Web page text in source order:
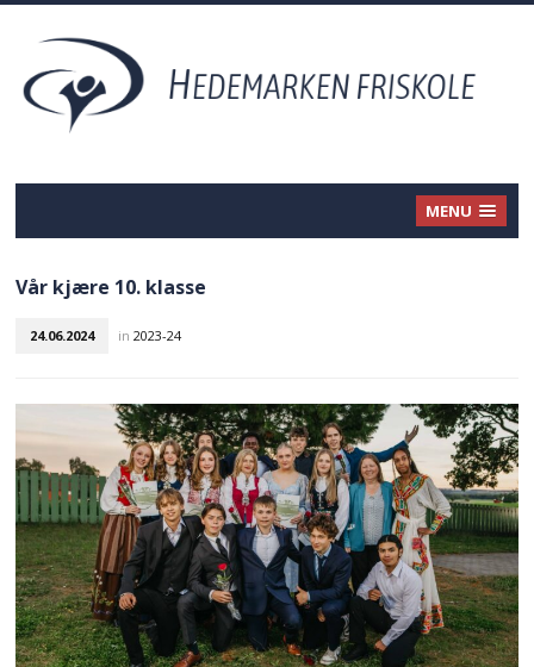
MENU
Vår kjære 10. klasse
24.06.2024 in2023-24